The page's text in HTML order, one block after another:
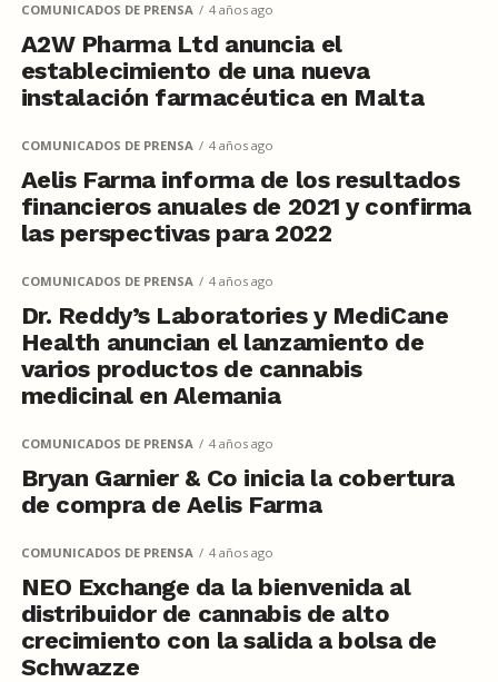
COMUNICADOS DE PRENSA 4 años ago
A2W Pharma Ltd anuncia el
establecimiento de una nueva
instalación farmacéutica en Malta
COMUNICADOS DE PRENSA 4 años ago
Aelis Farma informa de los resultados
financieros anuales de 2021 y confirma
las perspectivas para 2022
COMUNICADOS DE PRENSA 4 años ago
Dr. Reddy’s Laboratories y MediCane
Health anuncian el lanzamiento de
varios productos de cannabis
medicinal en Alemania
COMUNICADOS DE PRENSA 4 años ago
Bryan Garnier & Co inicia la cobertura
de compra de Aelis Farma
COMUNICADOS DE PRENSA 4 años ago
NEO Exchange da la bienvenida al
distribuidor de cannabis de alto
crecimiento con la salida a bolsa de
Schwazze